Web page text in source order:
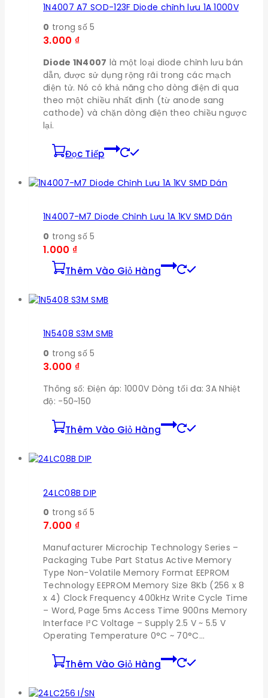
1N4007 A7 SOD-123F Diode chỉnh lưu 1A 1000V
0 trong số 5
3.000 ₫
Diode 1N4007 là một loại diode chỉnh lưu bán
dẫn, được sử dụng rộng rãi trong các mạch
điện tử. Nó có khả năng cho dòng điện đi qua
theo một chiều nhất định (từ anode sang
cathode) và chặn dòng điện theo chiều ngược
lại.
Đọc Tiếp
1N4007-M7 Diode Chỉnh Lưu 1A 1KV SMD Dán
0 trong số 5
1.000 ₫
Thêm Vào Giỏ Hàng
1N5408 S3M SMB
0 trong số 5
3.000 ₫
Thông số: Điện áp: 1000V Dòng tối đa: 3A Nhiệt
độ: -50~150
Thêm Vào Giỏ Hàng
24LC08B DIP
0 trong số 5
7.000 ₫
Manufacturer Microchip Technology Series –
Packaging Tube Part Status Active Memory
Type Non-Volatile Memory Format EEPROM
Technology EEPROM Memory Size 8Kb (256 x 8
x 4) Clock Frequency 400kHz Write Cycle Time
– Word, Page 5ms Access Time 900ns Memory
Interface I²C Voltage – Supply 2.5 V ~ 5.5 V
Operating Temperature 0°C ~ 70°C…
Thêm Vào Giỏ Hàng